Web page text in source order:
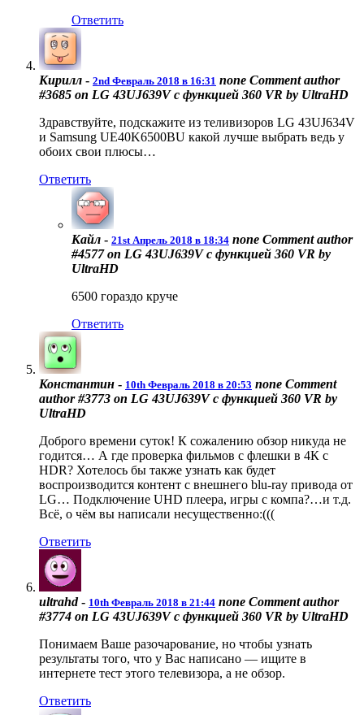
Ответить
Кирилл - 2nd Февраль 2018 в 16:31 none Comment author
#3685 on LG 43UJ639V с функцией 360 VR by UltraHD
Здравствуйте, подскажите из теливизоров LG 43UJ634V
и Samsung UE40K6500BU какой лучше выбрать ведь у
обоих свои плюсы…
Ответить
Кайл - 21st Апрель 2018 в 18:34 none Comment author
#4577 on LG 43UJ639V с функцией 360 VR by
UltraHD
6500 гораздо круче
Ответить
Константин - 10th Февраль 2018 в 20:53 none Comment
author #3773 on LG 43UJ639V с функцией 360 VR by
UltraHD
Доброго времени суток! К сожалению обзор никуда не
годится… А где проверка фильмов с флешки в 4К с
HDR? Хотелось бы также узнать как будет
воспроизводится контент с внешнего blu-ray привода от
LG… Подключение UHD плеера, игры с компа?…и т.д.
Всё, о чём вы написали несущественно:(((
Ответить
ultrahd - 10th Февраль 2018 в 21:44 none Comment author
#3774 on LG 43UJ639V с функцией 360 VR by UltraHD
Понимаем Ваше разочарование, но чтобы узнать
результаты того, что у Вас написано — ищите в
интернете тест этого телевизора, а не обзор.
Ответить